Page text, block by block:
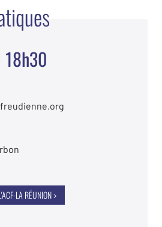
LA RÉUNION >